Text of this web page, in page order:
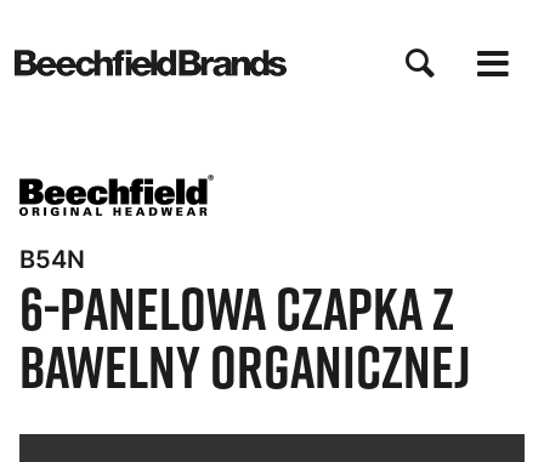
treści
B54N
6-Panelowa Czapka z
Bawelny Organicznej